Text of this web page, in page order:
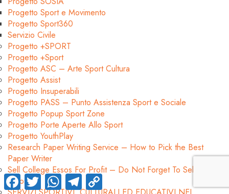
Progetto Sport e Movimento
Progetto Sport360
Servizio Civile
Progetto +SPORT
Progetto +Sport
Progetto ASC – Arte Sport Cultura
Progetto Assist
Progetto Insuperabili
Progetto PASS – Punto Assistenza Sport e Sociale
Progetto Popup Sport Zone
Progetto Porte Aperte Allo Sport
Progetto YouthPlay
Research Paper Writing Service – How to Pick the Best
Paper Writer
Sell College Essos For Profit – Do Not Forget To Sell Your
Essos!Facebook
Twitter WhatsApp
Telegram
Link